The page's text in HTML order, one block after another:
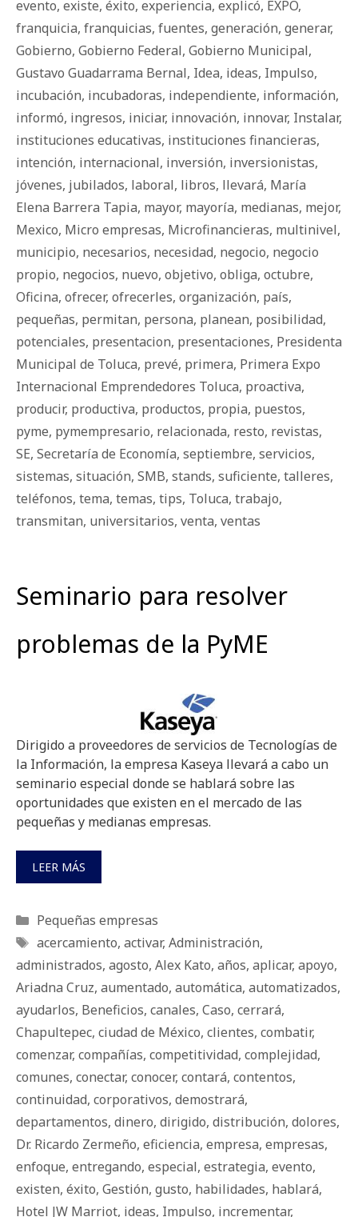
evento, existe, éxito, experiencia, explicó, EXPO,
franquicia, franquicias, fuentes, generación, generar,
Gobierno, Gobierno Federal, Gobierno Municipal,
Gustavo Guadarrama Bernal, Idea, ideas, Impulso,
incubación, incubadoras, independiente, información,
informó, ingresos, iniciar, innovación, innovar, Instalar,
instituciones educativas, instituciones financieras,
intención, internacional, inversión, inversionistas,
jóvenes, jubilados, laboral, libros, llevará, María
Elena Barrera Tapia, mayor, mayoría, medianas, mejor,
Mexico, Micro empresas, Microfinancieras, multinivel,
municipio, necesarios, necesidad, negocio, negocio
propio, negocios, nuevo, objetivo, obliga, octubre,
Oficina, ofrecer, ofrecerles, organización, país,
pequeñas, permitan, persona, planean, posibilidad,
potenciales, presentacion, presentaciones, Presidenta
Municipal de Toluca, prevé, primera, Primera Expo
Internacional Emprendedores Toluca, proactiva,
producir, productiva, productos, propia, puestos,
pyme, pymempresario, relacionada, resto, revistas,
SE, Secretaría de Economía, septiembre, servicios,
sistemas, situación, SMB, stands, suficiente, talleres,
teléfonos, tema, temas, tips, Toluca, trabajo,
transmitan, universitarios, venta, ventas
Seminario para resolver
problemas de la PyME
Dirigido a proveedores de servicios de Tecnologías de
la Información, la empresa Kaseya llevará a cabo un
seminario especial donde se hablará sobre las
oportunidades que existen en el mercado de las
pequeñas y medianas empresas.
LEER MÁS
Categorías
Pequeñas empresas
Etiquetas
acercamiento, activar, Administración,
administrados, agosto, Alex Kato, años, aplicar, apoyo,
Ariadna Cruz, aumentado, automática, automatizados,
ayudarlos, Beneficios, canales, Caso, cerrará,
Chapultepec, ciudad de México, clientes, combatir,
comenzar, compañías, competitividad, complejidad,
comunes, conectar, conocer, contará, contentos,
continuidad, corporativos, demostrará,
departamentos, dinero, dirigido, distribución, dolores,
Dr. Ricardo Zermeño, eficiencia, empresa, empresas,
enfoque, entregando, especial, estrategia, evento,
existen, éxito, Gestión, gusto, habilidades, hablará,
Hotel JW Marriot, ideas, Impulso, incrementar,